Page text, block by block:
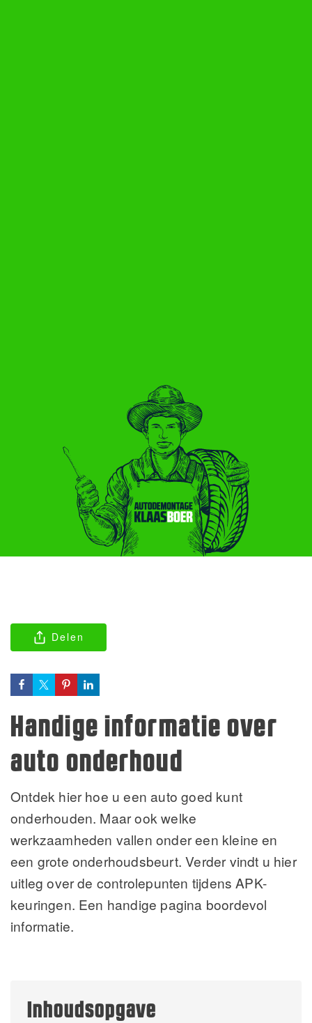
Delen
Handige informatie over
auto onderhoud
Ontdek hier hoe u een auto goed kunt
onderhouden. Maar ook welke
werkzaamheden vallen onder een kleine en
een grote onderhoudsbeurt. Verder vindt u hier
uitleg over de controlepunten tijdens APK-
keuringen. Een handige pagina boordevol
informatie.
Inhoudsopgave